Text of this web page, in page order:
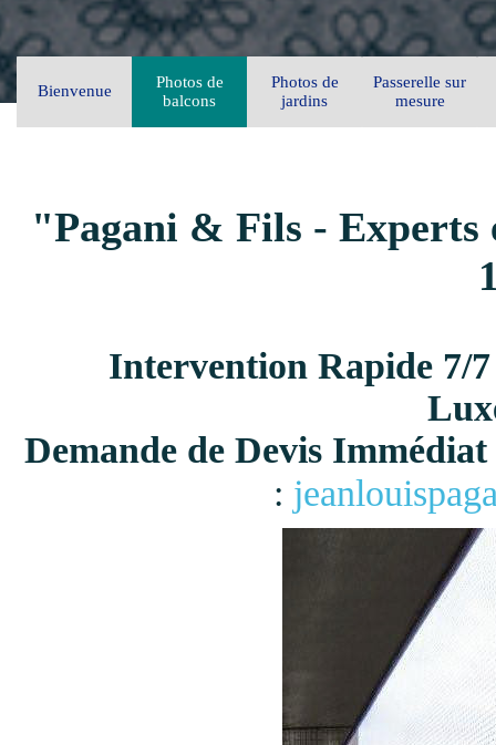
Bienvenue
Photos de
balcons
Photos de
jardins
Passerelle sur
mesure
"Pagani & Fils - Experts
Intervention Rapide 7/
Demande de Devis
: